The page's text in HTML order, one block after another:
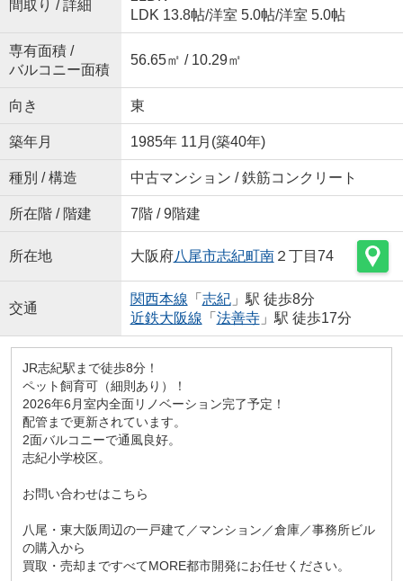
間取り / 詳細
LDK 13.8帖/洋室 5.0帖/洋室 5.0帖
専有面積 /
バルコニー面積
56.65㎡ / 10.29㎡
向き 東
築年月 1985年 11月(築40年)
種別 / 構造 中古マンション / 鉄筋コンクリート
所在階 / 階建 7階 / 9階建
所在地 大阪府八尾市志紀町南２丁目74
交通
関西本線 「 志紀」駅 徒歩8分
近鉄大阪線 「 法善寺」駅 徒歩17分
JR志紀駅まで徒歩8分！
ペット飼育可（細則あり）！
2026年6月室内全面リノベーション完了予定！
配管まで更新されています。
2面バルコニーで通風良好。
志紀小学校区。
お問い合わせはこちら
八尾・東大阪周辺の一戸建て／マンション／倉庫／事務所ビル
の購入から
買取・売却まですべてMORE都市開発にお任せください。